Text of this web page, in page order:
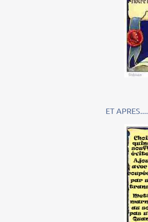
ET APRES....